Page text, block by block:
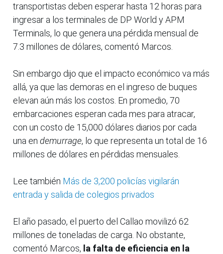
transportistas deben esperar hasta 12 horas para
ingresar a los terminales de DP World y APM
Terminals, lo que genera una pérdida mensual de
7.3 millones de dólares, comentó Marcos.
Sin embargo dijo que el impacto económico va más
allá, ya que las demoras en el ingreso de buques
elevan aún más los costos. En promedio, 70
embarcaciones esperan cada mes para atracar,
con un costo de 15,000 dólares diarios por cada
una en demurrage, lo que representa un total de 16
millones de dólares en pérdidas mensuales.
Lee también Más de 3,200 policías vigilarán
entrada y salida de colegios privados
El año pasado, el puerto del Callao movilizó 62
millones de toneladas de carga. No obstante,
comentó Marcos, la falta de eficiencia en la